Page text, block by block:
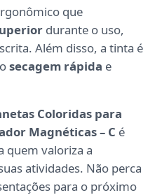
que
durante o uso,
Além disso, a tinta é
secagem rápida e
Coloridas para
Magnéticas – C é
quem valoriza a
atividades. Não perca
para o próximo